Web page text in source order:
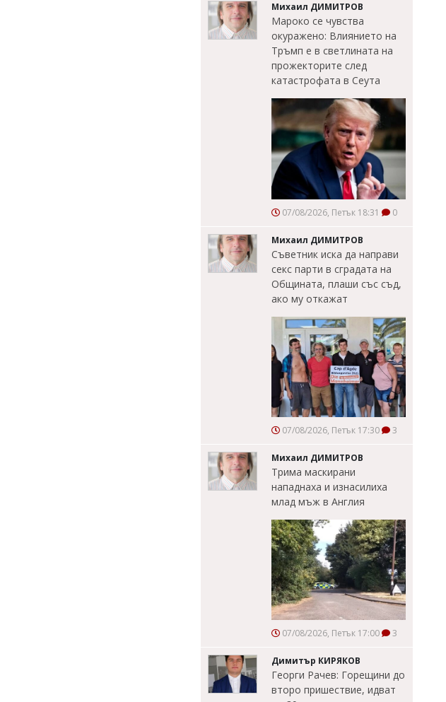
Михаил ДИМИТРОВ
Мароко се чувства
окуражено: Влиянието на
Тръмп е в светлината на
прожекторите след
катастрофата в Сеута
07/08/2026, Петък 18:31 0
Михаил ДИМИТРОВ
Съветник иска да направи
секс парти в сградата на
Общината, плаши със съд,
ако му откажат
07/08/2026, Петък 17:30 3
Михаил ДИМИТРОВ
Трима маскирани
нападнаха и изнасилиха
млад мъж в Англия
07/08/2026, Петък 17:00 3
Димитър КИРЯКОВ
Георги Рачев: Горещини до
второ пришествие, идват